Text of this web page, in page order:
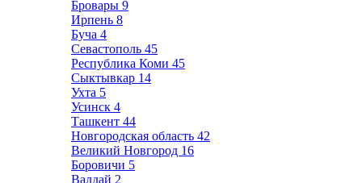
Бровары 9
Ирпень 8
Буча 4
Севастополь 45
Республика Коми 45
Сыктывкар 14
Ухта 5
Усинск 4
Ташкент 44
Новгородская область 42
Великий Новгород 16
Боровичи 5
Валдай 2